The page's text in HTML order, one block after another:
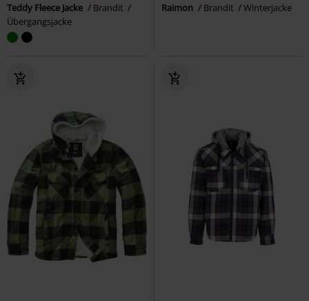
Teddy Fleece Jacke
Brandit
Übergangsjacke
Raimon Brandit Winterjacke